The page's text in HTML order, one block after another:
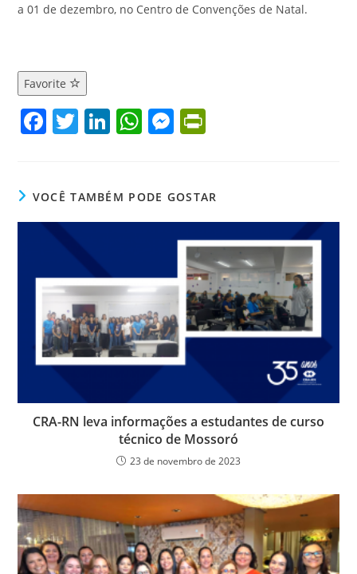
a 01 de dezembro, no Centro de Convenções de Natal.
Favorite
F
e
b
o
o
k
T
er
Li
e
dI
W
s
A
p
M
e
n
g
er
ri
e
n
dl
y
VOCÊ TAMBÉM PODE GOSTAR
CRA-RN leva informações a estudantes de curso
técnico de Mossoró
23 de novembro de 2023